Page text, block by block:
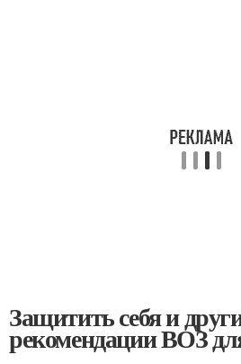
Защитить себя и
рекомендации ВОЗ